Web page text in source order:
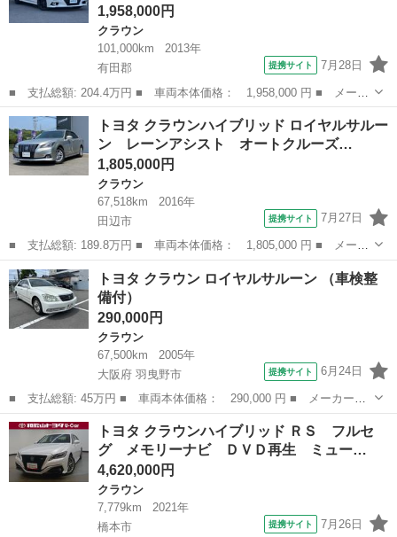
1,958,000円
クラウン
101,000km
2013年
有田郡
提携サイト 7月28日
■ 支払総額: 204.4万円 ■ 車両本体価格： 1,958,000 円 ■ メーカ
ー名： トヨタ ■ 車種名： クラウン ■ グレード名： アスリー
トＧ Ｂｌｕｅｔｏｏｔｈ対応 本革 地デジＴＶ オートクルーズ
コントロ...
和歌山 有田郡 クラウン
トヨタ クラウンハイブリッド ロイヤルサルー
ン レーンアシスト オートクルーズ…
1,805,000円
クラウン
67,518km
2016年
田辺市
提携サイト 7月27日
■ 支払総額: 189.8万円 ■ 車両本体価格： 1,805,000 円 ■ メーカ
ー名： トヨタ ■ 車種名： クラウンハイブリッド ■ グレード
名： ロイヤルサルーン レーンアシスト オートクルーズコントロ
ール バッ...
和歌山 田辺市 クラウン
トヨタ クラウン ロイヤルサルーン （車検整
備付）
290,000円
クラウン
67,500km
2005年
大阪府 羽曳野市
提携サイト 6月24日
■ 支払総額: 45万円 ■ 車両本体価格： 290,000 円 ■ メーカー
名： トヨタ ■ 車種名： クラウン ■ グレード名： ロイヤルサ
ルーン ■ 排気量： 2500cc ■ ドア枚数： 4D ■ ミッション：
A...
大阪 羽曳野市 クラウン
トヨタ クラウンハイブリッド ＲＳ フルセ
グ メモリーナビ ＤＶＤ再生 ミュー…
4,620,000円
クラウン
7,779km
2021年
橋本市
提携サイト 7月26日